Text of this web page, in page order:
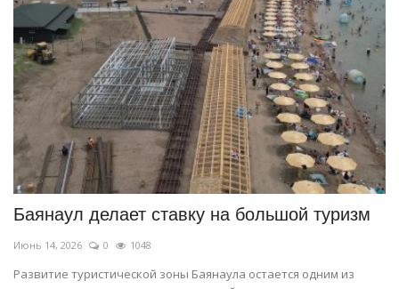
Баянаул делает ставку на большой туризм
Июнь 14, 2026 0 1048
Развитие туристической зоны Баянаула остается одним из